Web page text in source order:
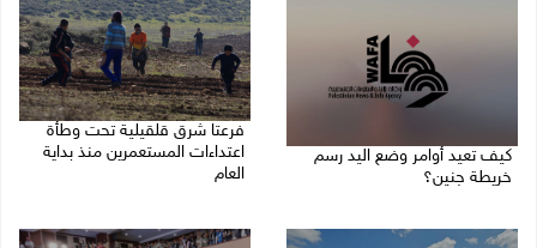
كيف تعيد أوامر وضع اليد رسم
خريطة جنين؟
فرعتا شرق قلقيلية تحت وطأة
اعتداءات المستعمرين منذ بداية
العام